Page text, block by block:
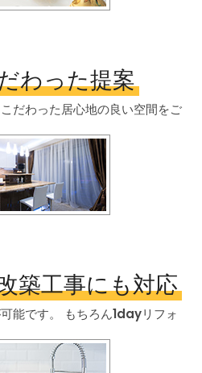
わった提案
だわった居心地の良い空間をご
築工事にも対応
能です。
もちろん1dayリフォ